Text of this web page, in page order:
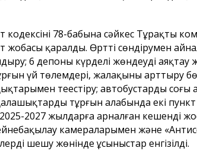
78-бабына сәйкес Тұрақты
қаралды. Өртті сөндірумен
6 депоны күрделі жөндеуді аяқтау
үй төлемдері, жалақыны арттыру
теңестіру; автобустардың
тұрғын алабында екі пункт
2027 жылдарға арналған кешенді
камераларымен және
шешу жөнінде ұсыныстар енгізілді.